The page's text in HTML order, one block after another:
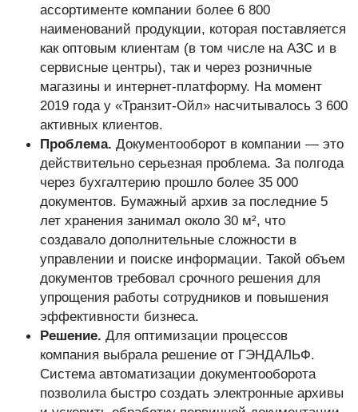
ассортименте компании более 6 800
наименований продукции, которая поставляется
как оптовым клиентам (в том числе на АЗС и в
сервисные центры), так и через розничные
магазины и интернет-платформу. На момент
2019 года у «Транзит-Ойл» насчитывалось 3 600
активных клиентов.
Проблема. Документооборот в компании — это
действительно серьезная проблема. За полгода
через бухгалтерию прошло более 35 000
документов. Бумажный архив за последние 5
лет хранения занимал около 30 м², что
создавало дополнительные сложности в
управлении и поиске информации. Такой объем
документов требовал срочного решения для
упрощения работы сотрудников и повышения
эффективности бизнеса.
Решение. Для оптимизации процессов
компания выбрала решение от ГЭНДАЛЬФ.
Система автоматизации документооборота
позволила быстро создать электронные архивы